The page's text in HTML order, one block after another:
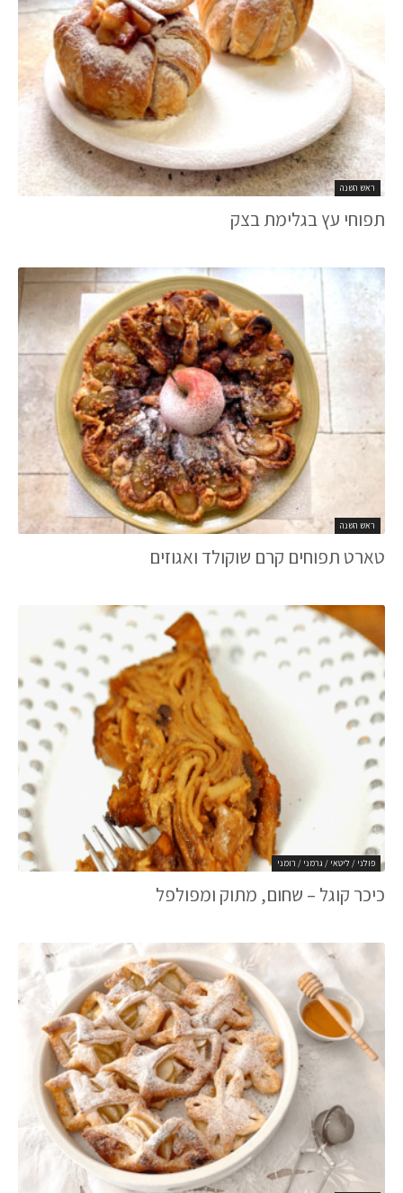
ראש השנה
תפוחי עץ בגלימת בצק
ראש השנה
טארט תפוחים קרם שוקולד ואגוזים
פולני / ליטאי / גרמני / רומני
כיכר קוגל – שחום, מתוק ומפולפל